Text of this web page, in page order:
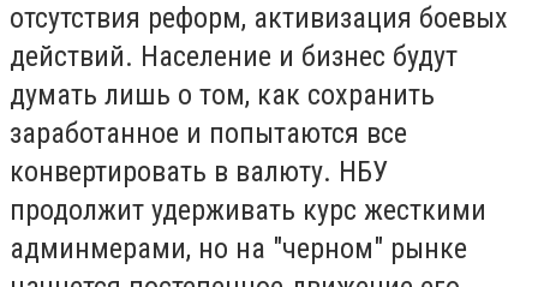
отсутствия реформ, активизация боевых
действий. Население и бизнес будут
думать лишь о том, как сохранить
заработанное и попытаются все
конвертировать в валюту. НБУ
продолжит удерживать курс жесткими
админмерами, но на "черном" рынке